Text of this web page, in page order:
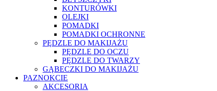
KONTURÓWKI
OLEJKI
POMADKI
POMADKI OCHRONNE
PĘDZLE DO MAKIJAŻU
PĘDZLE DO OCZU
PĘDZLE DO TWARZY
GĄBECZKI DO MAKIJAŻU
PAZNOKCIE
AKCESORIA